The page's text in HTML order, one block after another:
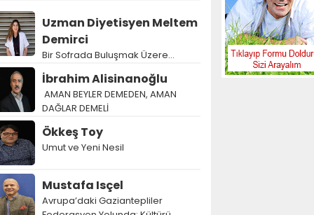
Uzman Diyetisyen Meltem
Demirci
Bir Sofrada Buluşmak Üzere…
İbrahim Alisinanoğlu
AMAN BEYLER DEMEDEN, AMAN
DAĞLAR DEMELİ
Ökkeş Toy
Umut ve Yeni Nesil
Mustafa Isçel
Avrupa’daki Gaziantepliler